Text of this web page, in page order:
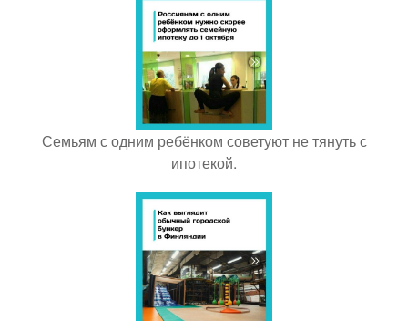
Семьям с одним ребёнком советуют не тянуть с
ипотекой.